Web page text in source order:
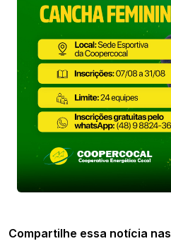
Compartilhe essa notícia